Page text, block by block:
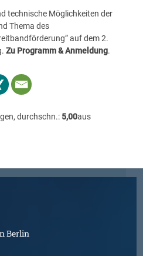
technische Möglichkeiten der
Thema des
auf dem 2.
Zu Programm & Anmeldung.
durchschn.: 5,00aus
Berlin